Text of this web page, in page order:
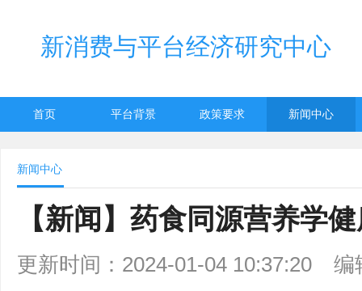
新消费与平台经济研究中心
首页 平台背景 政策要求 新闻中心
新闻中心
【新闻】药食同源营养学
更新时间：2024-01-04 10:37:20
编